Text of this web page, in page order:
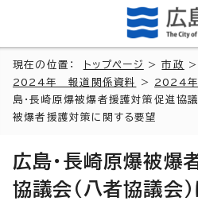
現在の位置： トップページ >市政
2024年 報道関係資料
> 2024
島・長崎原爆被爆者援護対策促進協
被爆者援護対策に関する要望
広島・長崎原爆被爆
協議会（八者協議会